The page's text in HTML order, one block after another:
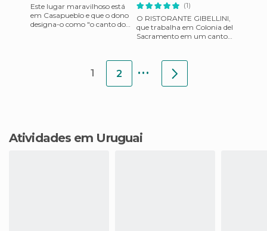
Este lugar maravilhoso está
em Casapueblo e que o dono
designa-o como "o canto dos
(1)
O RISTORANTE GIBELLINI,
que trabalha em Colonia del
Sacramento em um canto
1 2 ...
Atividades em Uruguai